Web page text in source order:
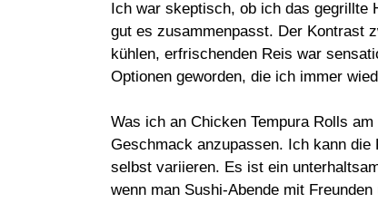
Ich war skeptisch, ob ich das gegrillte
gut es zusammenpasst. Der Kontrast
kühlen, erfrischenden Reis war
Optionen geworden, die ich immer
Was ich an Chicken Tempura Rolls
Geschmack anzupassen. Ich kann
selbst variieren. Es ist ein
wenn man Sushi-Abende mit